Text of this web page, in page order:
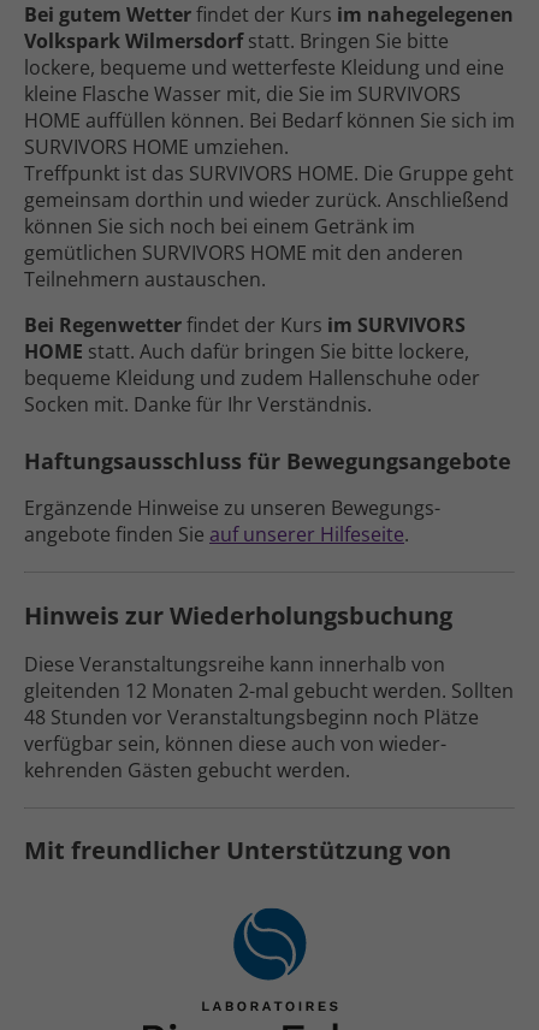
Bei gutem Wetterfindet der Kurs im nahe­gelegenen
Volks­park Wilmersdorfstatt. Bringen Sie bitte
lockere, bequeme und wetter­feste Kleidung und eine
kleine Flasche Wasser mit, die Sie im SURVIVORS
HOME auf­füllen können. Bei Bedarf können Sie sich im
SURVIVORS HOME umziehen.
Treff­punkt ist das SURVIVORS HOME. Die Gruppe geht
gemeinsam dorthin und wieder zurück. Anschließend
können Sie sich noch bei einem Getränk im
gemütlichen SURVIVORS HOME mit den anderen
Teilnehmern austauschen.
Bei Regen­wetterfindet der Kurs im SURVIVORS
HOME statt. Auch dafür bringen Sie bitte lockere,
bequeme Kleidung und zudem Hallen­schuhe oder
Socken mit. Danke für Ihr Verständnis.
Haftungs­aus­schluss für Bewegungs­angebote
Ergänzende Hinweise zu unseren Bewegungs­
angebote finden Sie auf unserer Hilfe­seite.
Hinweis zur Wiederholungs­buchung
Diese Veranstaltungs­reihe kann inner­halb von
gleitenden 12 Monaten 2-mal gebucht werden. Sollten
48 Stunden vor Veranstaltungs­beginn noch Plätze
ver­fügbar sein, können diese auch von wieder­
kehrenden Gästen gebucht werden.
Mit freundlicher Unterstützung von